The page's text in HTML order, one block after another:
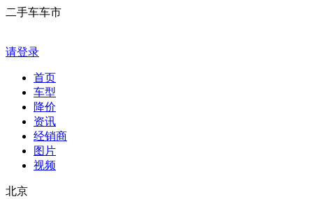
二手车车市
请登录
首页
车型
降价
资讯
经销商
图片
视频
北京